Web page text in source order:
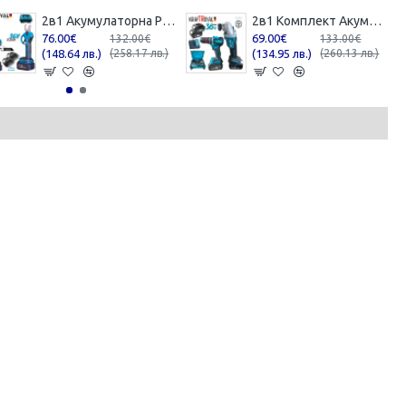
2в1 Акумулаторна Резачка с Автоматично Смазване на Веригата и Лозарска Ножица за Клони 36V 8,0AH KRAFTROYAL 2 батерии в куфар
76.00€
(148.64 лв.)
132.00€
(258.17 лв.)
2в1 Комплект Акумулаторен Винтоверт и Ъглошлайф 36V 8,0Ah KRAFTROYAL Безчетков Ударен 2 батерии
69.00€
(134.95 лв.)
133.00€
(260.13 лв.)